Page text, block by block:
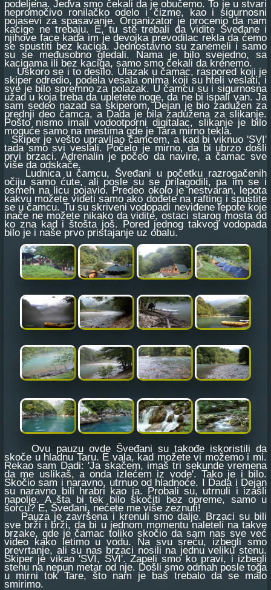
podeljena. Jedva smo čekali da je obučemo. To je u stvari
nepromočivo ronilačko odelo i čizme, kao i sigurnosni
pojasevi za spasavanje. Organizator je procenio da nam
kacige ne trebaju. E, tu ste trebali da vidite Šveđane i
njihove face kada im je devojka prevodilac rekla da ćemo
se spustiti bez kaciga. Jednostavno su zanemeli i samo
su se međusobno gledali. Nama je bilo svejedno, sa
kacigama ili bez kaciga, samo smo čekali da krenemo.
Uskoro se i to desilo. Ulazak u čamac, raspored koji je
skiper odredio, podela vesala onima koji su hteli veslati, i
sve je bilo spremno za polazak. U čamcu su i sigurnosna
užad u koja treba da upletete noge, da ne bi ispali van. Ja
sam sedeo nazad sa skiperom, Dejan je bio zadužen za
prednji deo čamca, a Dada je bila zadužena za slikanje.
Pošto nismo imali vodootporni digitalac, slikanje je bilo
moguće samo na mestima gde je Tara mirno tekla.
Skiper je vešto upravljao čamcem, a kad bi viknuo 'SVI'
tada smo svi veslali. Počelo je mirno, da bi ubrzo došli
prvi brzaci. Adrenalin je počeo da navire, a čamac sve
više da odskače.
Ludnica u čamcu, Šveđani u početku razrogačenih
očiju samo ćute, ali posle su se prilagodili, pa im se i
osmeh na licu pojavio. Predeo okolo je nestvaran, lepota
kakvu možete videti samo ako dođete na rafting i spustite
se u čamcu. Tu su skriveni vodopadi neviđene lepote koje
inače ne možete nikako da vidite, ostaci starog mosta od
ko zna kad i štošta još. Pored jednog takvog vodopada
bilo je i naše prvo pristajanje uz obalu.
Ovu pauzu ovde Šveđani su takođe iskoristili da
skoče u hladnu Taru. E vala, kad možete vi možemo i mi.
Rekao sam Dadi: 'Ja skačem, imaš tri sekunde vremena
da me uslikaš, a onda izlećem iz vode'. Tako je i bilo.
Skočio sam i naravno, utrnuo od hladnoće. I Dada i Dejan
su naravno bili hrabri kao ja. Probali su, utrnuli i izašli
napolje. A šta bi tek bilo skočiti bez opreme, samo u
šorcu? E, Šveđani, nećete me više zeznuti!
Pauza je završena i krenuli smo dalje. Brzaci su bili
sve brži i brži, da bi u jednom momentu naleteli na takve
brzake, gde je čamac toliko skočio da sam nas sve već
video kako letimo u vodu. Na svu sreću, izbegli smo
prevrtanje, ali su nas brzaci nosili na jednu veliku stenu.
Skiper je vikao 'SVI, SVI'. Zapeli smo ko pravi, i izbegli
stenu na nepun metar od nje. Došli smo odmah posle toga
u mirni tok Tare, što nam je baš trebalo da se malo
smirimo.